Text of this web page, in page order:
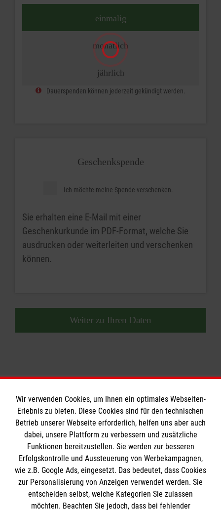
einmalig
monatlich
jährlich
Dauerspenden können jederzeit gekündigt werden.
Geschenkspende
Ich möchte meine Spende verschenken.
Sie erhalten eine E-Mail mit einer
Geschenkurkunde im PDF-Format, welche Sie
ausdrucken oder weiterleiten und verschenken
können.
Weiter zu Ihren Daten
Informationen
Impressum
Datenschutz
Kontakt
​​​​​​​Barrierefreiheit
Die Malteser
Wir verwenden Cookies, um Ihnen ein optimales Webseiten-
Erlebnis zu bieten. Diese Cookies sind für den technischen
Betrieb unserer Webseite erforderlich, helfen uns aber auch
dabei, unsere Plattform zu verbessern und zusätzliche
Funktionen bereitzustellen. Sie werden zur besseren
Erfolgskontrolle und Aussteuerung von Werbekampagnen,
wie z.B. Google Ads, eingesetzt. Das bedeutet, dass Cookies
zur Personalisierung von Anzeigen verwendet werden. Sie
entscheiden selbst, welche Kategorien Sie zulassen
möchten. Beachten Sie jedoch, dass bei fehlender